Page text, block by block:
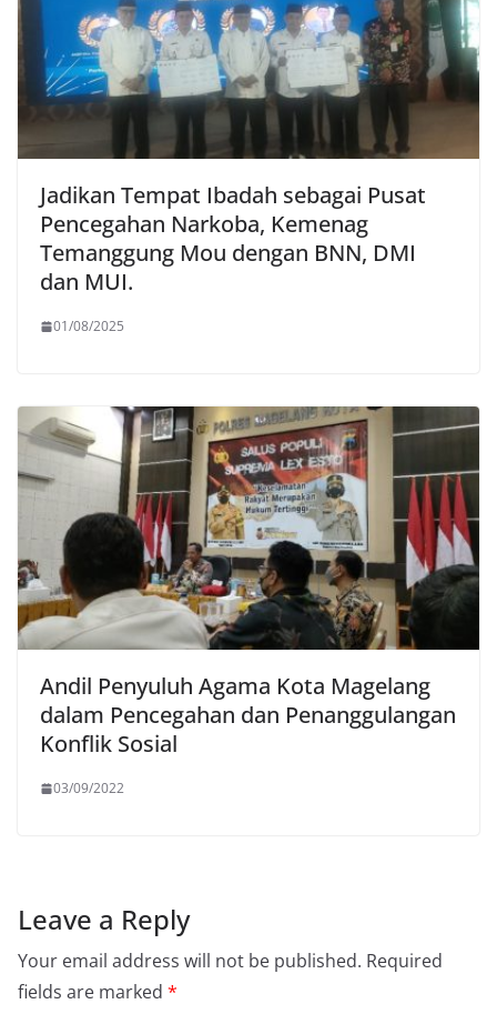
Jadikan Tempat Ibadah sebagai Pusat
Pencegahan Narkoba, Kemenag
Temanggung Mou dengan BNN, DMI
dan MUI.
01/08/2025
Andil Penyuluh Agama Kota Magelang
dalam Pencegahan dan Penanggulangan
Konflik Sosial
03/09/2022
Leave a Reply
Your email address will not be published. Required
fields are marked *